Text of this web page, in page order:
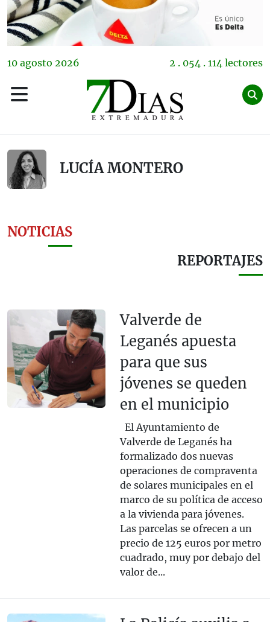
10 agosto 2026 2 . 054 . 114 lectores
LUCÍA MONTERO
NOTICIAS
REPORTAJES
Valverde de
Leganés apuesta
para que sus
jóvenes se queden
en el municipio
El Ayuntamiento de
Valverde de Leganés ha
formalizado dos nuevas
operaciones de compraventa
de solares municipales en el
marco de su política de acceso
a la vivienda para jóvenes.
Las parcelas se ofrecen a un
precio de 125 euros por metro
cuadrado, muy por debajo del
valor de...